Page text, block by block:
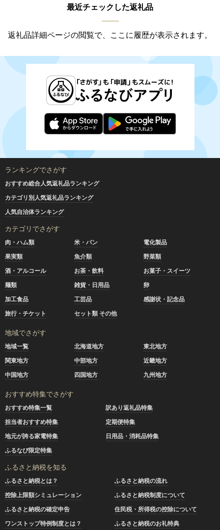
最近チェックした返礼品
返礼品詳細ページの閲覧で、ここに履歴が表示されます。
ランキングでさがす
おすすめ総合人気返礼品ランキング
カテゴリ別人気返礼品ランキング
人気自治体ランキング
カテゴリでさがす
肉・ハム類 米・パン
電化製品
果実類
魚介類
野菜類
酒・アルコール
お茶・飲料
お菓子・スイーツ
麺類
雑貨・日用品
卵
加工食品
工芸品
感謝状・記念品
旅行・チケット
セット類 その他
地域でさがす
地域一覧 北海道地方
東北地方
関東地方
中部地方
近畿地方
中国地方
四国地方 九州地方
おすすめ特集でさがす
おすすめ特集一覧
訳あり返礼品特集
担当者おすすめ特集
定期便特集
地元が誇る家電特集
日用品・消耗品特集
ふるなび限定特集
ふるさと納税を知る
ふるさと納税とは？
ふるさと納税の流れ
控除上限額シミュレーション
ふるさと納税制度について
ふるさと納税の確定申告
住民税・所得税の控除について
ワンストップ特例制度とは？
ふるさと納税のお礼特典